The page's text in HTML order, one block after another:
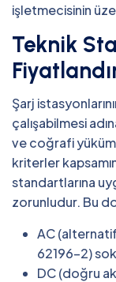
işletmecisinin
Teknik
Şarj
çalışabilmesi
ve coğrafi
kriterler
standartlarına
zorunludur. Bu
AC
62196-2)
DC (doğru